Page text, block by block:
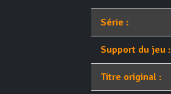
Série :
Support du jeu :
Titre original :